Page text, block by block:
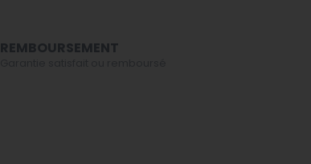
REMBOURSEMENT